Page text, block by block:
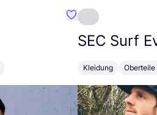
Favorit Susan Bijl
SEC Surf
Kleidung